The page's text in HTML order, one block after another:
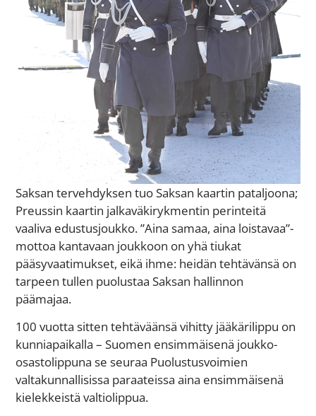
Saksan tervehdyksen tuo Saksan kaartin pataljoona;
Preussin kaartin jalkaväkirykmentin perinteitä
vaaliva edustusjoukko. ”Aina samaa, aina loistavaa”-
mottoa kantavaan joukkoon on yhä tiukat
pääsyvaatimukset, eikä ihme: heidän tehtävänsä on
tarpeen tullen puolustaa Saksan hallinnon
päämajaa.
100 vuotta sitten tehtäväänsä vihitty jääkärilippu on
kunniapaikalla – Suomen ensimmäisenä joukko-
osastolippuna se seuraa Puolustusvoimien
valtakunnallisissa paraateissa aina ensimmäisenä
kielekkeistä valtiolippua.